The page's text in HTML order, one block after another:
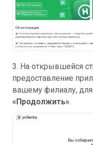
3. На открывшейся
предоставление
вашему филиалу,
«Продолжить».